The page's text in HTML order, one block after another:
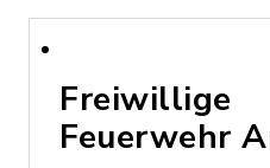
Freiwillige
Feuerwehr